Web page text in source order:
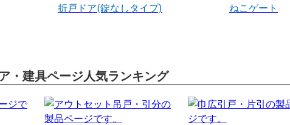
折戸ドア(錠なしタイプ)
ねこゲート
・建具ページ人気ランキング